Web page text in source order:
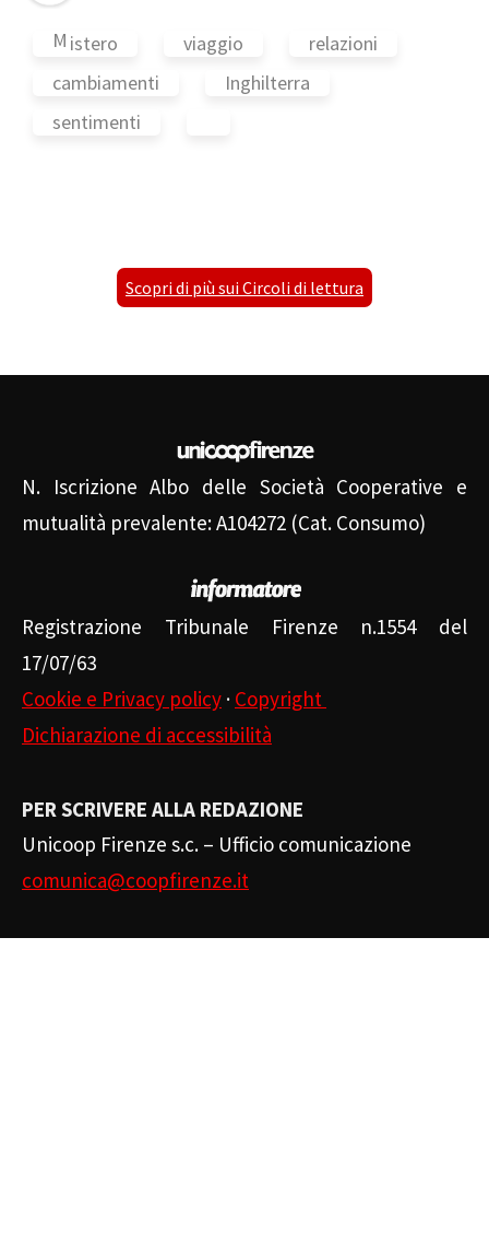
M istero viaggio
relazioni
cambiamenti
Inghilterra
sentimenti
Scopri di più sui Circoli di lettura
N. Iscrizione Albo delle Società Cooperative e
mutualità prevalente: A104272 (Cat. Consumo)
Registrazione Tribunale Firenze n.1554 del
17/07/63
Cookie e Privacy policy · Copyright
Dichiarazione di accessibilità
PER SCRIVERE ALLA REDAZIONE
Unicoop Firenze s.c. – Ufficio comunicazione
comunica@coopfirenze.it